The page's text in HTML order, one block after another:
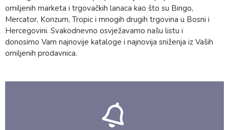
omiljenih marketa i trgovačkih lanaca kao što su Bingo,
Mercator, Konzum, Tropic i mnogih drugih trgovina u Bosni i
Hercegovini. Svakodnevno osvježavamo našu listu i
donosimo Vam najnovije kataloge i najnovija sniženja iz Vaših
omiljenih prodavnica.